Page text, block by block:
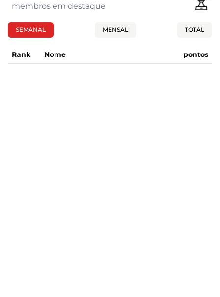
membros em destaque
SEMANAL MENSAL TOTAL
Rank Nome pontos